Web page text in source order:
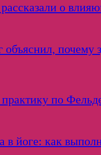
о
объяснил, почему
по
в йоге: как